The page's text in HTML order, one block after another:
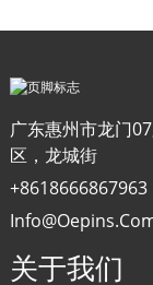
广东惠州市龙门
区，龙城街
+8618666867963
关于我们